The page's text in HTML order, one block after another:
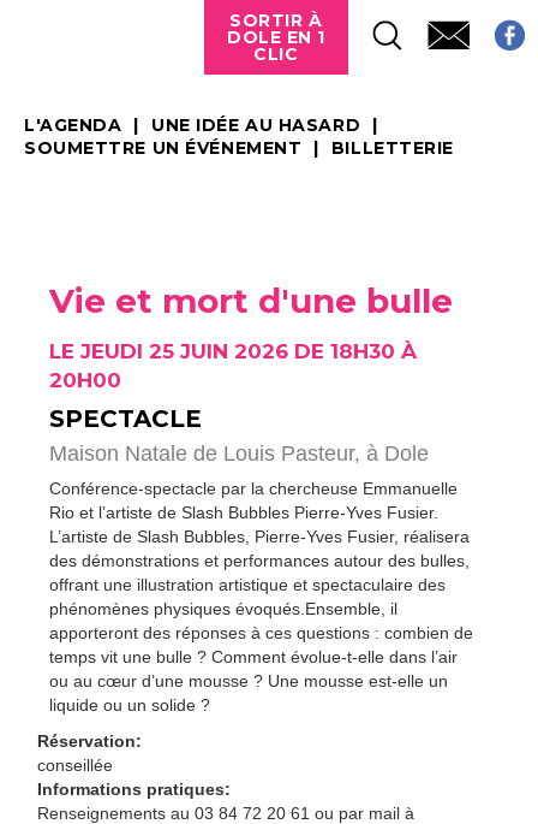
SORTIR À
DOLE EN 1
CLIC
L'AGENDA
UNE IDÉE AU HASARD
SOUMETTRE UN ÉVÉNEMENT
BILLETTERIE
Vie et mort d'une bulle
LE JEUDI 25 JUIN 2026 DE 18H30 À
20H00
SPECTACLE
Maison Natale de Louis Pasteur, à Dole
Conférence-spectacle par la chercheuse Emmanuelle
Rio et l’artiste de Slash Bubbles Pierre-Yves Fusier.
L’artiste de Slash Bubbles, Pierre-Yves Fusier, réalisera
des démonstrations et performances autour des bulles,
offrant une illustration artistique et spectaculaire des
phénomènes physiques évoqués.Ensemble, il
apporteront des réponses à ces questions : combien de
temps vit une bulle ? Comment évolue-t-elle dans l’air
ou au cœur d’une mousse ? Une mousse est-elle un
liquide ou un solide ?
Réservation:
conseillée
Informations pratiques:
Renseignements au 03 84 72 20 61 ou par mail à